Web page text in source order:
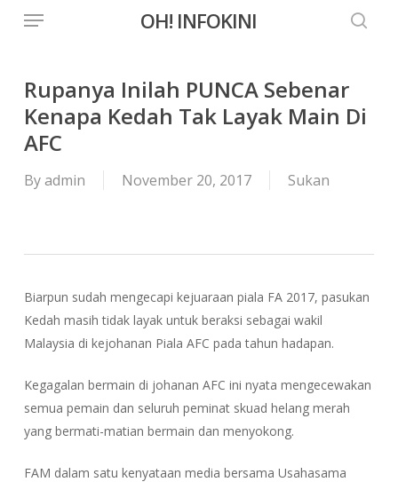
content
OH! INFOKINI
Menu
Rupanya Inilah PUNCA Sebenar
Kenapa Kedah Tak Layak Main Di
AFC
Byadmin November 20, 2017 Sukan
Biarpun sudah mengecapi kejuaraan piala FA 2017, pasukan
Kedah masih tidak layak untuk beraksi sebagai wakil
Malaysia di kejohanan Piala AFC pada tahun hadapan.
Kegagalan bermain di johanan AFC ini nyata mengecewakan
semua pemain dan seluruh peminat skuad helang merah
yang bermati-matian bermain dan menyokong.
FAM dalam satu kenyataan media bersama Usahasama